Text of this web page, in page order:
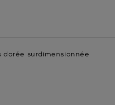
dorée surdimensionnée